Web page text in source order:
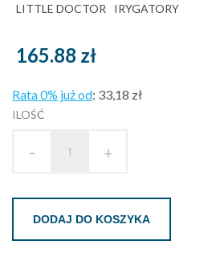
LITTLE DOCTOR IRYGATORY
165.88 zł
Rata 0% już od: 33,18 zł
ILOŚĆ
- +
DODAJ DO KOSZYKA